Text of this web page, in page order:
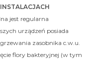
jest regularna
urządzeń posiada
zasobnika c.w.u.
flory bakteryjnej (w tym